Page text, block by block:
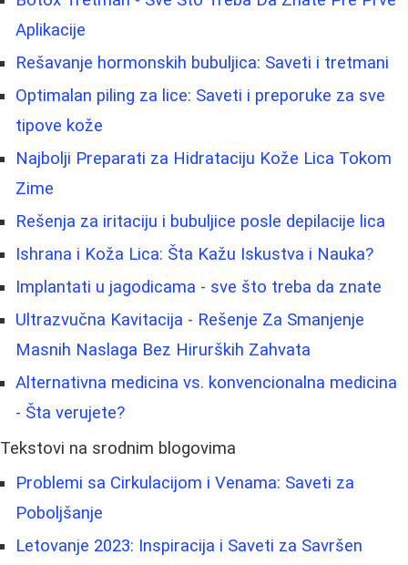
Aplikacije
Rešavanje hormonskih bubuljica: Saveti i tretmani
Optimalan piling za lice: Saveti i preporuke za sve
tipove kože
Najbolji Preparati za Hidrataciju Kože Lica Tokom
Zime
Rešenja za iritaciju i bubuljice posle depilacije lica
Ishrana i Koža Lica: Šta Kažu Iskustva i Nauka?
Implantati u jagodicama - sve što treba da znate
Ultrazvučna Kavitacija - Rešenje Za Smanjenje
Masnih Naslaga Bez Hirurških Zahvata
Alternativna medicina vs. konvencionalna medicina
- Šta verujete?
Tekstovi na srodnim blogovima
Problemi sa Cirkulacijom i Venama: Saveti za
Poboljšanje
Letovanje 2023: Inspiracija i Saveti za Savršen